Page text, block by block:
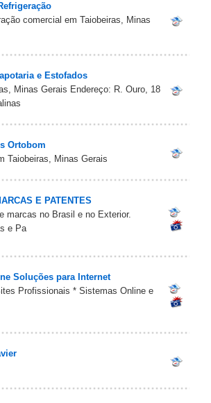
comercial em Taiobeiras, Minas
e Estofados
Minas Gerais Endereço: R. Ouro, 18
Ortobom
Taiobeiras, Minas Gerais
E PATENTES
marcas no Brasil e no Exterior.
e Pa
Soluções para Internet
Profissionais * Sistemas Online e